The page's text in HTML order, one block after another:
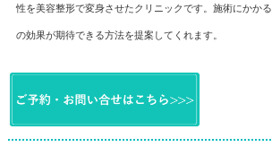
性を美容整形で変身させたクリニックです。施術にかか
の効果が期待できる方法を提案してくれます。